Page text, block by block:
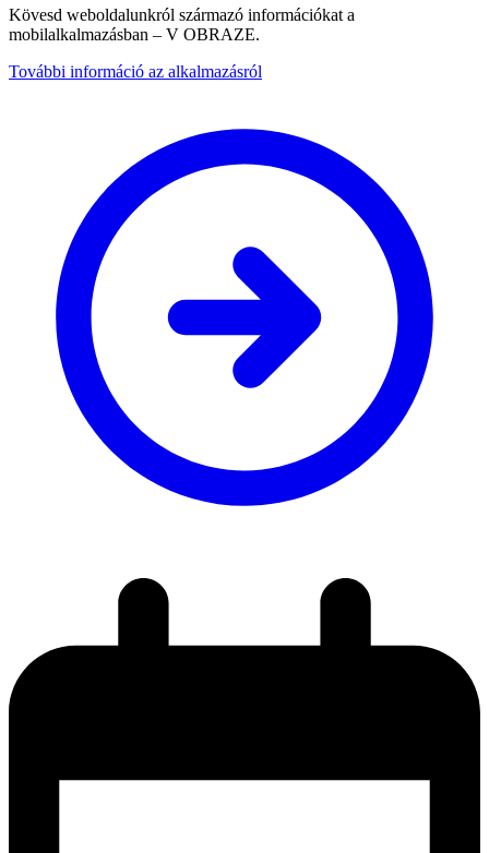
Kövesd weboldalunkról származó információkat a
mobilalkalmazásban – V OBRAZE.
További információ az alkalmazásról